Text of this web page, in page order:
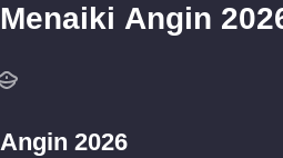
Angin
2026